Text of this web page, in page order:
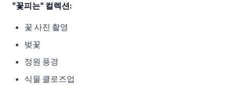
"꽃피는" 컬렉션:
꽃 사진 촬영
벚꽃
정원 풍경
식물 클로즈업